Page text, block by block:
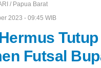
/ Papua Barat
2023 - 09:45 WIB
Tutup
Futsal